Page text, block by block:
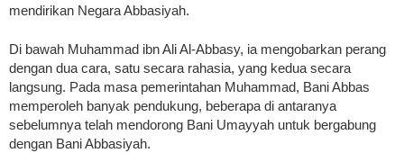
mendirikan Negara Abbasiyah.
Di bawah Muhammad ibn Ali Al-Abbasy, ia mengobarkan perang
dengan dua cara, satu secara rahasia, yang kedua secara
langsung. Pada masa pemerintahan Muhammad, Bani Abbas
memperoleh banyak pendukung, beberapa di antaranya
sebelumnya telah mendorong Bani Umayyah untuk bergabung
dengan Bani Abbasiyah.